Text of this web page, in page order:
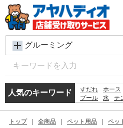
グルーミング
人気のキーワード すだれ ホース
プール
水 テ
飼育ケース
物
トップ 全商品 ペット用品 ペッ